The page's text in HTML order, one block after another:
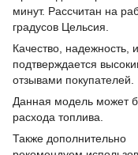
минут. Рассчитан на
градусов Цельсия.
Качество, надежность,
подтверждается
отзывами покупателей.
Данная модель может
расхода топлива.
Также дополнительно